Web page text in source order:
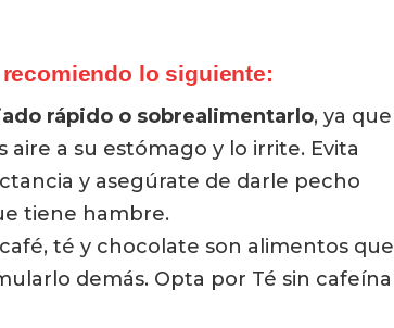
lo siguiente:
rápido o sobrealimentarlo, ya que
a su estómago y lo irrite. Evita
y asegúrate de darle pecho
tiene hambre.
café, té y chocolate son alimentos que
demás. Opta por Té sin cafeína